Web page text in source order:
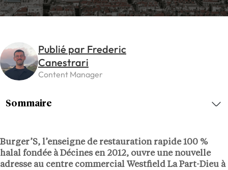
Publié par Frederic
Canestrari
Content Manager
Burger’S, l’enseigne de restauration rapide 100 %
halal fondée à Décines en 2012, ouvre une nouvelle
adresse au centre commercial Westfield La Part-Dieu à
Sommaire